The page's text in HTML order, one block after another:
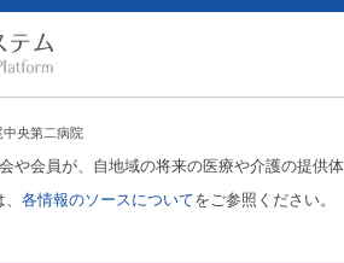
中央第二病院
や会員が、自地域の将来の医療や介護の提供
、各情報のソースについてをご参照ください。